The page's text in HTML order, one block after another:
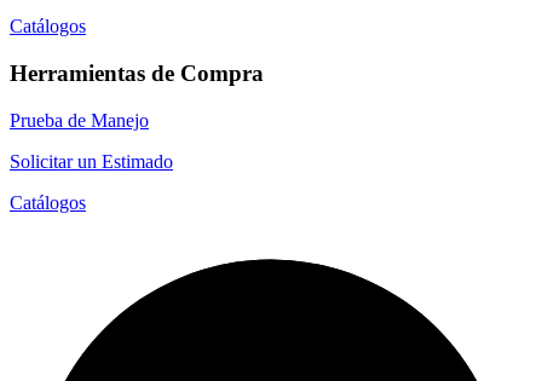
Catálogos
Herramientas de Compra
Prueba de Manejo
Solicitar un Estimado
Catálogos